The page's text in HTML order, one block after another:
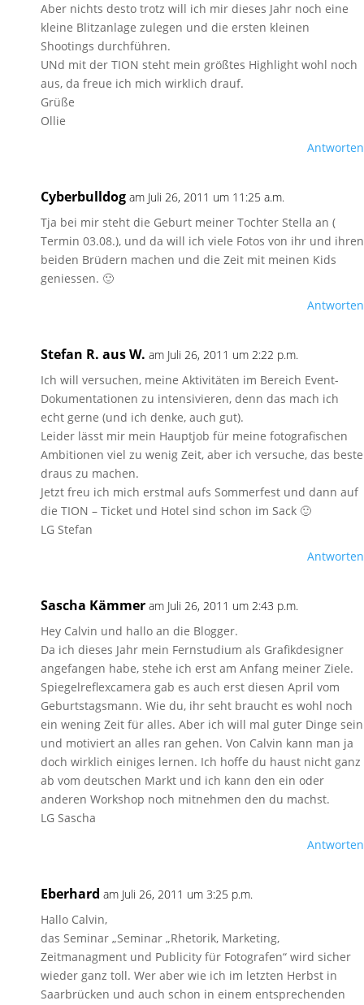
Aber nichts desto trotz will ich mir dieses Jahr noch eine
kleine Blitzanlage zulegen und die ersten kleinen
Shootings durchführen.
UNd mit der TION steht mein größtes Highlight wohl noch
aus, da freue ich mich wirklich drauf.
Grüße
Ollie
Antworten
Cyberbulldog am Juli 26, 2011 um 11:25 a.m.
Tja bei mir steht die Geburt meiner Tochter Stella an (
Termin 03.08.), und da will ich viele Fotos von ihr und ihren
beiden Brüdern machen und die Zeit mit meinen Kids
geniessen. 🙂
Antworten
Stefan R. aus W. am Juli 26, 2011 um 2:22 p.m.
Ich will versuchen, meine Aktivitäten im Bereich Event-
Dokumentationen zu intensivieren, denn das mach ich
echt gerne (und ich denke, auch gut).
Leider lässt mir mein Hauptjob für meine fotografischen
Ambitionen viel zu wenig Zeit, aber ich versuche, das beste
draus zu machen.
Jetzt freu ich mich erstmal aufs Sommerfest und dann auf
die TION – Ticket und Hotel sind schon im Sack 🙂
LG Stefan
Antworten
Sascha Kämmer am Juli 26, 2011 um 2:43 p.m.
Hey Calvin und hallo an die Blogger.
Da ich dieses Jahr mein Fernstudium als Grafikdesigner
angefangen habe, stehe ich erst am Anfang meiner Ziele.
Spiegelreflexcamera gab es auch erst diesen April vom
Geburtstagsmann. Wie du, ihr seht braucht es wohl noch
ein wening Zeit für alles. Aber ich will mal guter Dinge sein
und motiviert an alles ran gehen. Von Calvin kann man ja
doch wirklich einiges lernen. Ich hoffe du haust nicht ganz
ab vom deutschen Markt und ich kann den ein oder
anderen Workshop noch mitnehmen den du machst.
LG Sascha
Antworten
Eberhard am Juli 26, 2011 um 3:25 p.m.
Hallo Calvin,
das Seminar „Seminar „Rhetorik, Marketing,
Zeitmanagment und Publicity für Fotografen“ wird sicher
wieder ganz toll. Wer aber wie ich im letzten Herbst in
Saarbrücken und auch schon in einem entsprechenden